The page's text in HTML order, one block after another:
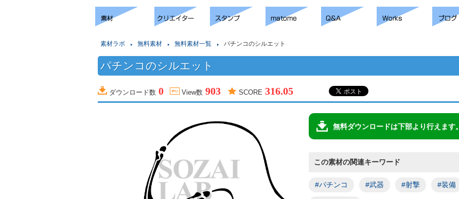
素材ラボ 無料素材 無料素材一覧 パチンコのシルエット
パチンコのシルエット
ダウンロード数 0 View数 903 SCORE 316.05
無料ダウンロードは下部より行えます。
この素材の関連キーワード
#パチンコ #武器 #射撃 #装備